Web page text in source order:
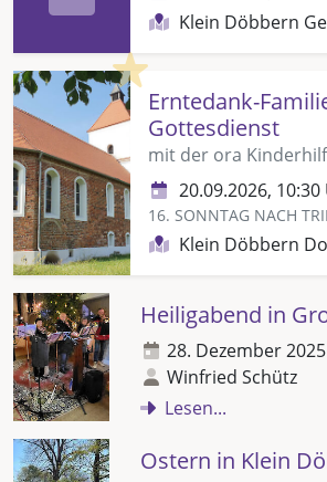
Klein Döbbern
Highlight
Erntedank-
Gottesdienst
mit der ora
20.09.2026,
16. SONNTAG NACH
Klein Döbbern
Heiligabend in
28. Dezember 2025
Winfried Schütz
Lesen...
Ostern in Klein